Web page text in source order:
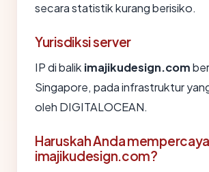
secara statistik kurang berisiko.
Yurisdiksi server
IP di balik imajikudesign.com
Singapore, pada infrastruktur
oleh DIGITALOCEAN.
Haruskah Anda
imajikudesign.com?